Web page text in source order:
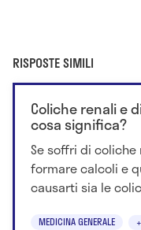
RISPOSTE SIMILI
Coliche renali e
cosa significa?
Se soffri di
formare calcoli e
causarti sia le
MEDICINA GENERALE